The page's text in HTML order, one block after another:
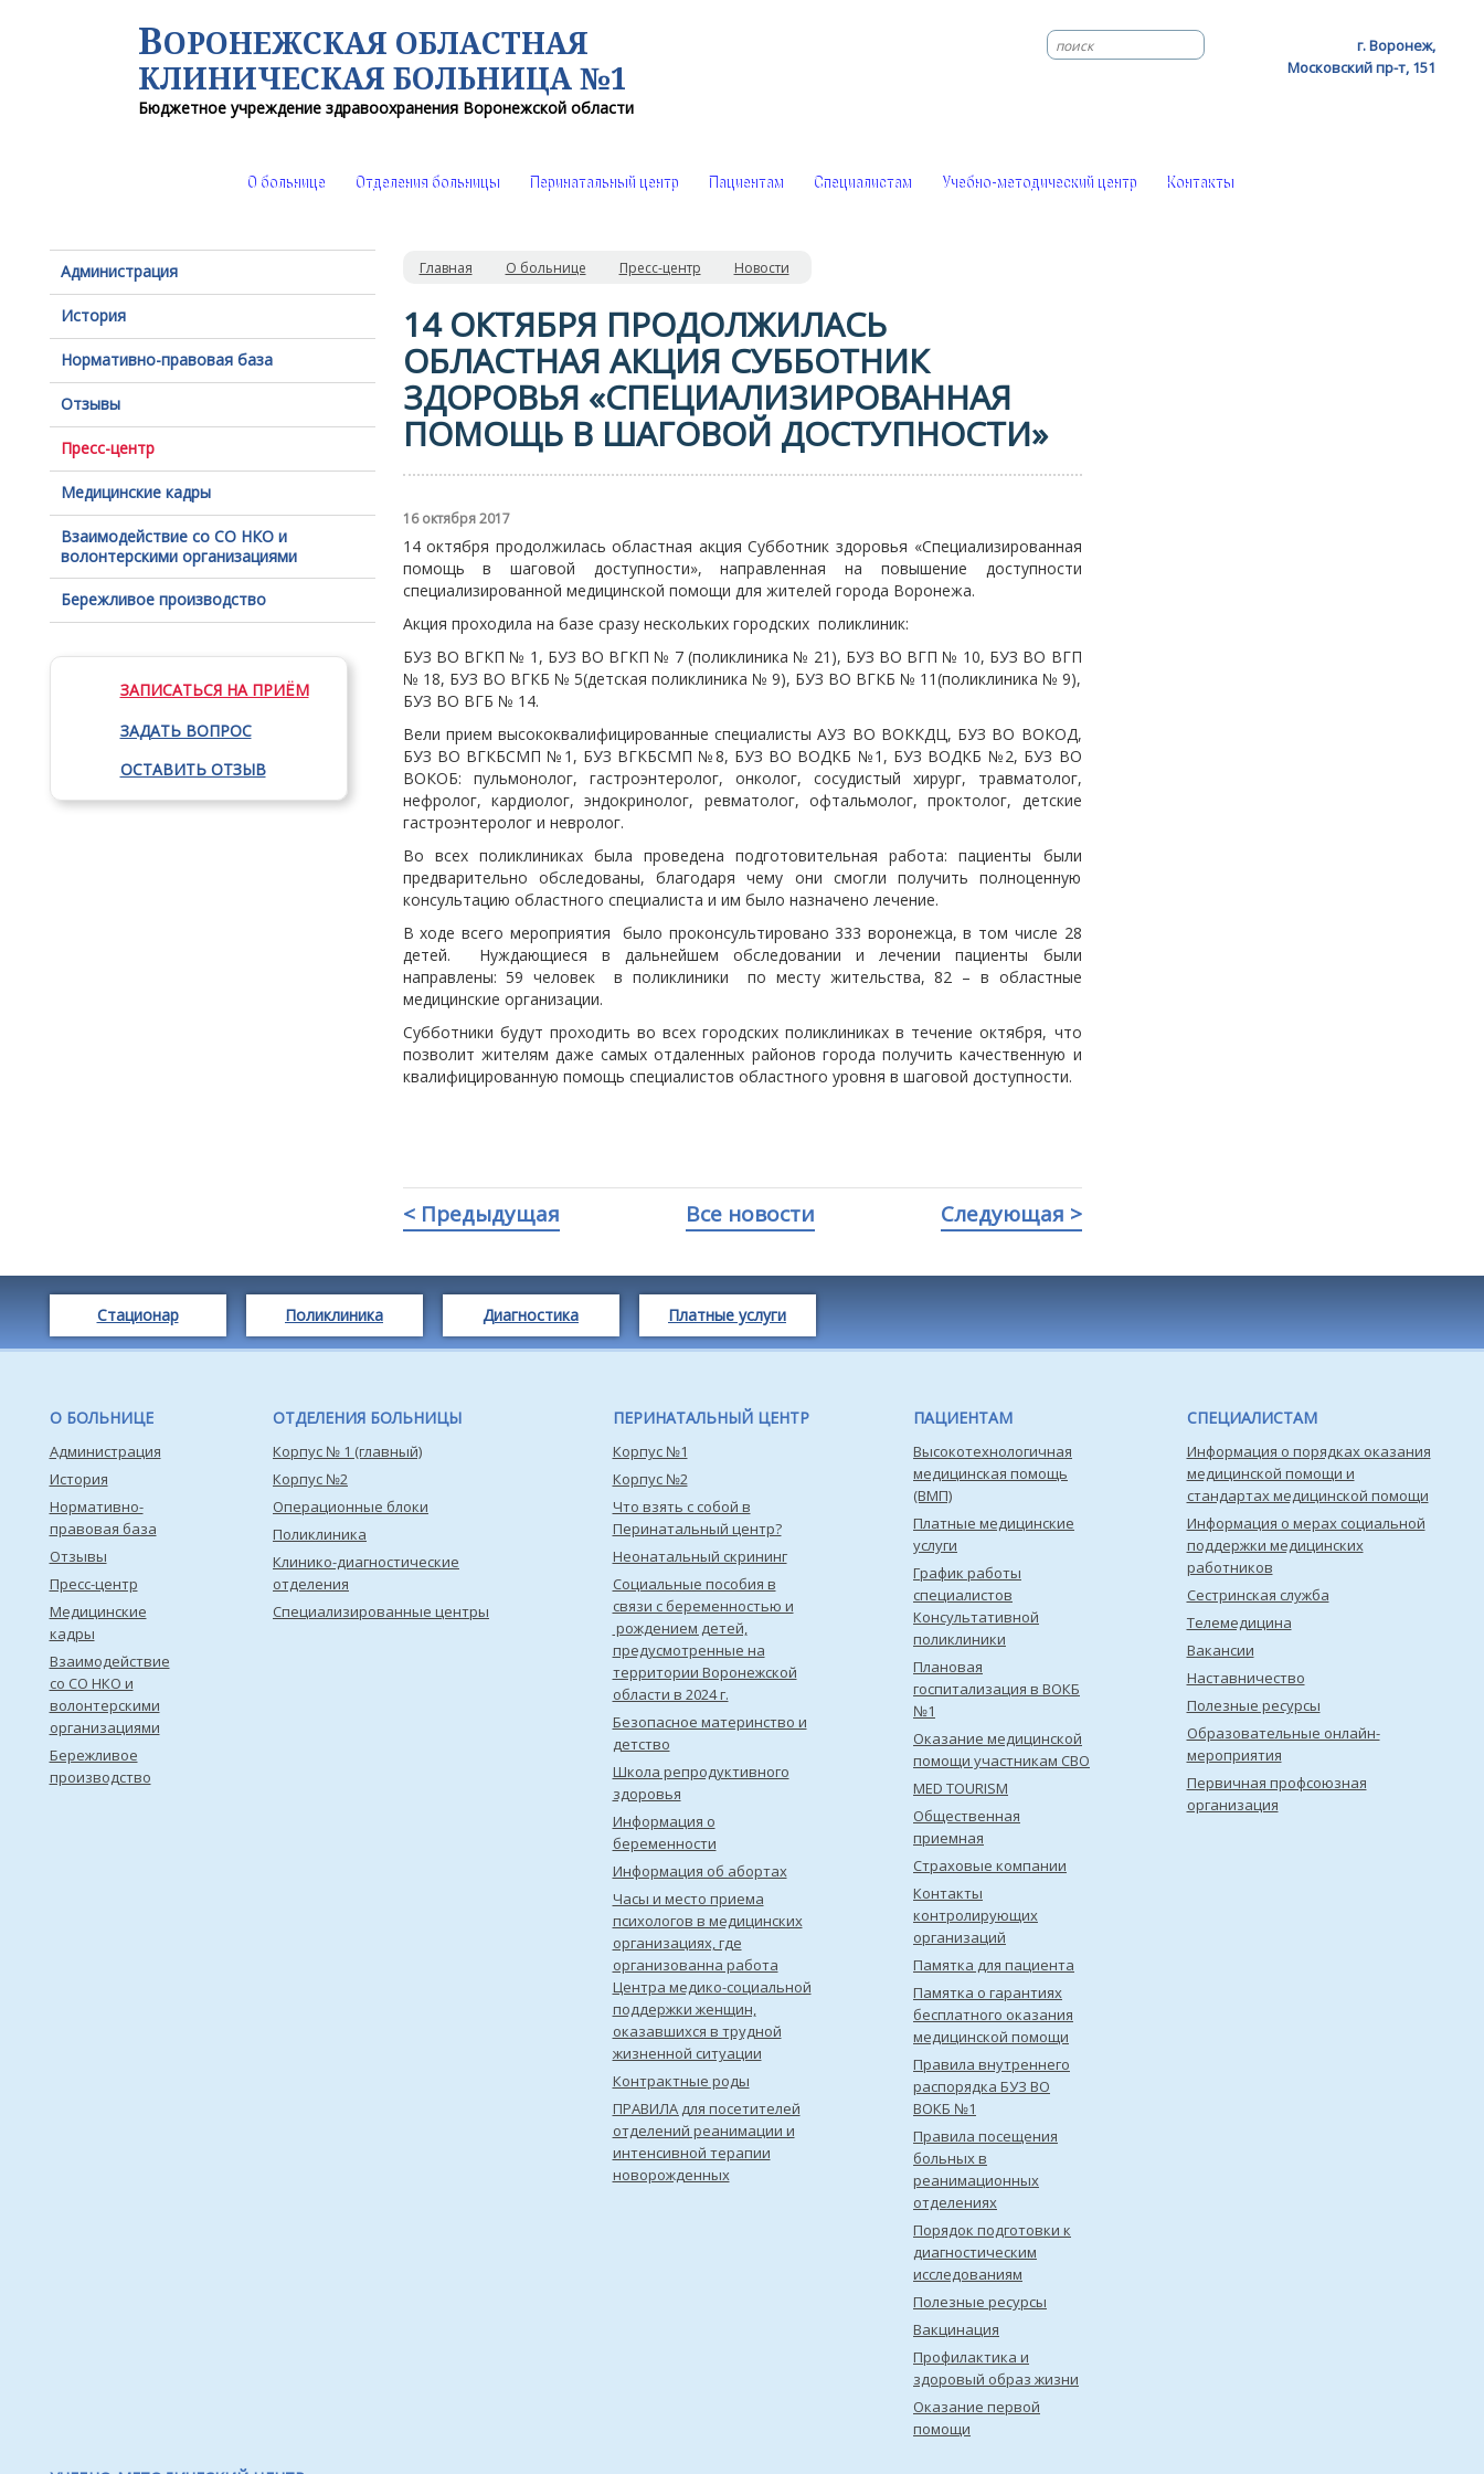
ВОРОНЕЖСКАЯ ОБЛАСТНАЯ
КЛИНИЧЕСКАЯ БОЛЬНИЦА №1
Бюджетное учреждение здравоохранения Воронежской области
г. Воронеж,
Московский пр-т, 151
О больнице Отделения больницы Перинатальный центр Пациентам Специалистам Учебно-методический центр Контакты
Администрация
История
Нормативно-правовая база
Отзывы
Пресс-центр
Медицинские кадры
Взаимодействие со СО НКО и
волонтерскими организациями
Бережливое производство
ЗАПИСАТЬСЯ НА ПРИЁМ
ЗАДАТЬ ВОПРОС
ОСТАВИТЬ ОТЗЫВ
Главная О больнице Пресс-центр Новости
14 ОКТЯБРЯ ПРОДОЛЖИЛАСЬ
ОБЛАСТНАЯ АКЦИЯ СУББОТНИК
ЗДОРОВЬЯ «СПЕЦИАЛИЗИРОВАННАЯ
ПОМОЩЬ В ШАГОВОЙ ДОСТУПНОСТИ»
16 октября 2017
14 октября продолжилась областная акция Субботник здоровья «Специализированная
помощь в шаговой доступности», направленная на повышение доступности
специализированной медицинской помощи для жителей города Воронежа.
Акция проходила на базе сразу нескольких городских поликлиник:
БУЗ ВО ВГКП № 1, БУЗ ВО ВГКП № 7 (поликлиника № 21), БУЗ ВО ВГП № 10, БУЗ ВО ВГП
№ 18, БУЗ ВО ВГКБ № 5(детская поликлиника № 9), БУЗ ВО ВГКБ № 11(поликлиника № 9),
БУЗ ВО ВГБ № 14.
Вели прием высококвалифицированные специалисты АУЗ ВО ВОККДЦ, БУЗ ВО ВОКОД,
БУЗ ВО ВГКБСМП №1, БУЗ ВГКБСМП №8, БУЗ ВО ВОДКБ №1, БУЗ ВОДКБ №2, БУЗ ВО
ВОКОБ: пульмонолог, гастроэнтеролог, онколог, сосудистый хирург, травматолог,
нефролог, кардиолог, эндокринолог, ревматолог, офтальмолог, проктолог, детские
гастроэнтеролог и невролог.
Во всех поликлиниках была проведена подготовительная работа: пациенты были
предварительно обследованы, благодаря чему они смогли получить полноценную
консультацию областного специалиста и им было назначено лечение.
В ходе всего мероприятия было проконсультировано 333 воронежца, в том числе 28
детей. Нуждающиеся в дальнейшем обследовании и лечении пациенты были
направлены: 59 человек в поликлиники по месту жительства, 82 – в областные
медицинские организации.
Субботники будут проходить во всех городских поликлиниках в течение октября, что
позволит жителям даже самых отдаленных районов города получить качественную и
квалифицированную помощь специалистов областного уровня в шаговой доступности.
< Предыдущая Все новости Следующая >
Стационар Поликлиника Диагностика Платные услуги
О БОЛЬНИЦЕ
Администрация
История
Нормативно-
правовая база
Отзывы
Пресс-центр
Медицинские
кадры
Взаимодействие
со СО НКО и
волонтерскими
организациями
Бережливое
производство
ОТДЕЛЕНИЯ БОЛЬНИЦЫ
Корпус № 1 (главный)
Корпус №2
Операционные блоки
Поликлиника
Клинико-диагностические
отделения
Специализированные центры
ПЕРИНАТАЛЬНЫЙ ЦЕНТР
Корпус №1
Корпус №2
Что взять с собой в
Перинатальный центр?
Неонатальный скрининг
Социальные пособия в
связи с беременностью и
рождением детей,
предусмотренные на
территории Воронежской
области в 2024 г.
Безопасное материнство и
детство
Школа репродуктивного
здоровья
Информация о
беременности
Информация об абортах
Часы и место приема
психологов в медицинских
организациях, где
организованна работа
Центра медико-социальной
поддержки женщин,
оказавшихся в трудной
жизненной ситуации
Контрактные роды
ПРАВИЛА для посетителей
отделений реанимации и
интенсивной терапии
новорожденных
ПАЦИЕНТАМ
Высокотехнологичная
медицинская помощь
(ВМП)
Платные медицинские
услуги
График работы
специалистов
Консультативной
поликлиники
Плановая
госпитализация в ВОКБ
№1
Оказание медицинской
помощи участникам СВО
MED TOURISM
Общественная
приемная
Страховые компании
Контакты
контролирующих
организаций
Памятка для пациента
Памятка о гарантиях
бесплатного оказания
медицинской помощи
Правила внутреннего
распорядка БУЗ ВО
ВОКБ №1
Правила посещения
больных в
реанимационных
отделениях
Порядок подготовки к
диагностическим
исследованиям
Полезные ресурсы
Вакцинация
Профилактика и
здоровый образ жизни
Оказание первой
помощи
СПЕЦИАЛИСТАМ
Информация о порядках оказания
медицинской помощи и
стандартах медицинской помощи
Информация о мерах социальной
поддержки медицинских
работников
Сестринская служба
Телемедицина
Вакансии
Наставничество
Полезные ресурсы
Образовательные онлайн-
мероприятия
Первичная профсоюзная
организация